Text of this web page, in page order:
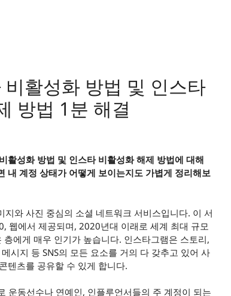
활성화 방법 및 인스타
방법 1분 해결
활성화 방법 및 인스타 비활성화 해제 방법에 대해
내 계정 상태가 어떻게 보이는지도 가볍게 정리해보
와 사진 중심의 소셜 네트워크 서비스입니다. 이 서
웹에서 제공되며, 2020년대 이래로 세계 최대 규모
층에게 매우 인기가 높습니다. 인스타그램은 스토리,
시지 등 SNS의 모든 요소를 거의 다 갖추고 있어 사
텐츠를 공유할 수 있게 합니다.
운동선수나 연예인, 인플루언서들의 주 계정이 되는